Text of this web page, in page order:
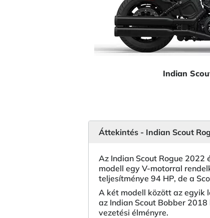
Indian
Áttekintés - Indian Scout
Az Indian Scout Rogue 2022
modell egy V-motorral
teljesítménye 94 HP, de a
A két modell között az egyik
az Indian Scout Bobber
vezetési élményre.